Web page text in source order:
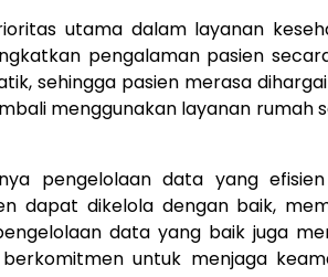
utama dalam layanan
pengalaman pasien
sehingga pasien merasa
menggunakan layanan
pengelolaan data yang
dapat dikelola dengan baik,
data yang baik juga
untuk menjaga